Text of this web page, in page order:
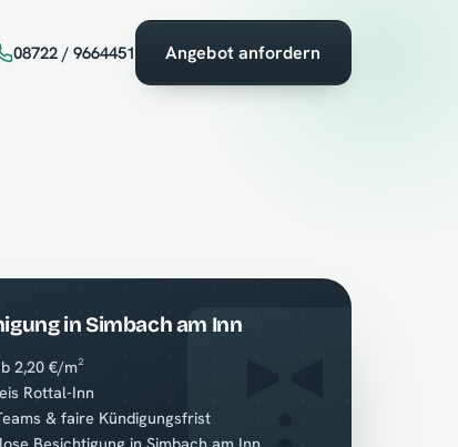
08722 / 9664451 Angebot anfordern
in Simbach am Inn
2,20 €/m²
Rottal-Inn
& faire Kündigungsfrist
Besichtigung in Simbach am Inn